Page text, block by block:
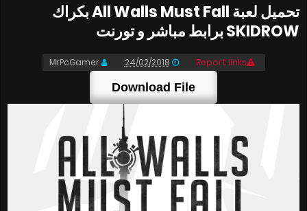
تحميل لعبة All Walls Must Fall بكراك
SKIDROW برابط مباشر و تورنت
MrPcGamer 24/02/2018 Report links
Download File